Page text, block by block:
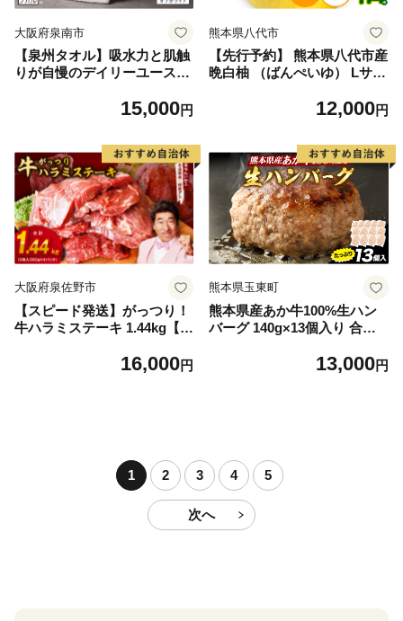
大阪府泉南市
【泉州タオル】吸水力と肌触
りが自慢のデイリーユースバ
トグレー 4枚【配送不可地
15,000円
熊本県八代市
【先行予約】 熊本県八代市産
晩白柚 （ばんぺいゆ） Lサイ
もの フルーツ おやつ 特産 熊
12,000円
大阪府泉佐野市
【スピード発送】がっつり！
牛ハラミステーキ 1.44kg【氷
g×4パック 牛肉 すてーき 焼
16,000円
熊本県玉東町
熊本県産あか牛100%生ハン
バーグ 140g×13個入り 合計1
に出荷予定(土日祝除く)》熊
13,000円
1 2 3 4 5
次へ